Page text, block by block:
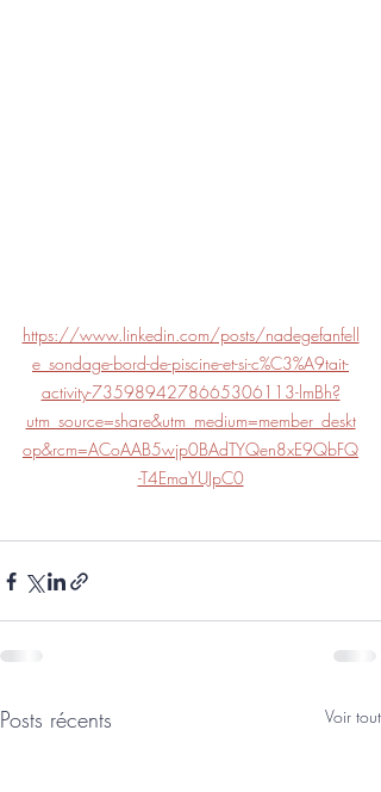
https://www.linkedin.com/posts/nadegefanfell
e_sondage-bord-de-piscine-et-si-c%C3%A9tait-
activity-7359894278665306113-lmBh?
utm_source=share&utm_medium=member_deskt
op&rcm=ACoAAB5wjp0BAdTYQen8xE9QbFQ
-T4EmaYUJpC0
Posts récents Voir tout